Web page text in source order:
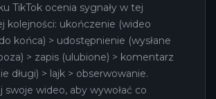
TikTok ocenia sygnały w tej
kolejności: ukończenie (wideo
końca) > udostępnienie (wysłane
> zapis (ulubione) > komentarz
długi) > lajk > obserwowanie.
swoje wideo, aby wywołać co